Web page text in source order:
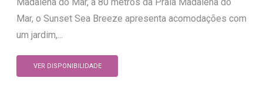
Mar, o Sunset Sea Breeze apresenta acomodações com
um jardim,...
VER DISPONIBILIDADE